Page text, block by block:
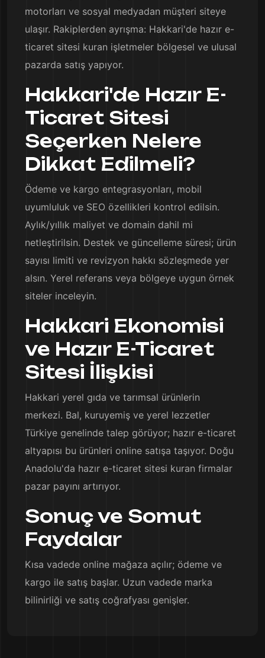
motorları ve sosyal medyadan müşteri siteye
ulaşır. Rakiplerden ayrışma: Hakkari'de hazır e-
ticaret sitesi kuran işletmeler bölgesel ve ulusal
pazarda satış yapıyor.
Hakkari'de Hazır E-
Ticaret Sitesi
Seçerken Nelere
Dikkat Edilmeli?
Ödeme ve kargo entegrasyonları, mobil
uyumluluk ve SEO özellikleri kontrol edilsin.
Aylık/yıllık maliyet ve domain dahil mi
netleştirilsin. Destek ve güncelleme süresi; ürün
sayısı limiti ve revizyon hakkı sözleşmede yer
alsın. Yerel referans veya bölgeye uygun örnek
siteler inceleyin.
Hakkari Ekonomisi
ve Hazır E-Ticaret
Sitesi İlişkisi
Hakkari yerel gıda ve tarımsal ürünlerin
merkezi. Bal, kuruyemiş ve yerel lezzetler
Türkiye genelinde talep görüyor; hazır e-ticaret
altyapısı bu ürünleri online satışa taşıyor. Doğu
Anadolu'da hazır e-ticaret sitesi kuran firmalar
pazar payını artırıyor.
Sonuç ve Somut
Faydalar
Kısa vadede online mağaza açılır; ödeme ve
kargo ile satış başlar. Uzun vadede marka
bilinirliği ve satış coğrafyası genişler.